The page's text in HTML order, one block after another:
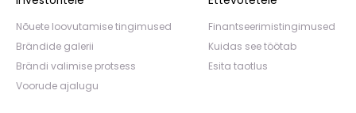
Nõuete loovutamise tingimused
Brändide galerii
Brändi valimise protsess
Voorude ajalugu
Finantseerimistingimused
Kuidas see töötab
Esita taotlus